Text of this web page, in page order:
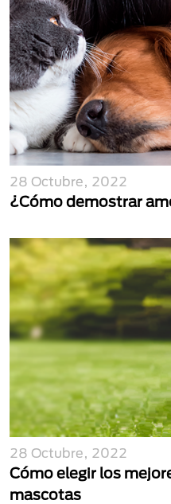
28 Octubre, 2022
¿Cómo demostrar
28 Octubre, 2022
Cómo elegir los
mascotas